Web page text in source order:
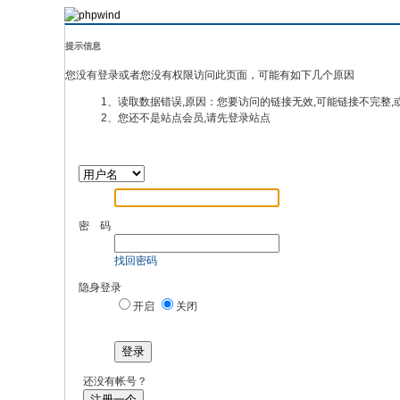
提示信息
您没有登录或者您没有权限访问此页面，可能有如下几个原因
1、读取数据错误,原因：您要访问的链接无效,可能链接不完整,
2、您还不是站点会员,请先登录站点
密 码
找回密码
隐身登录
开启
关闭
登录
还没有帐号？